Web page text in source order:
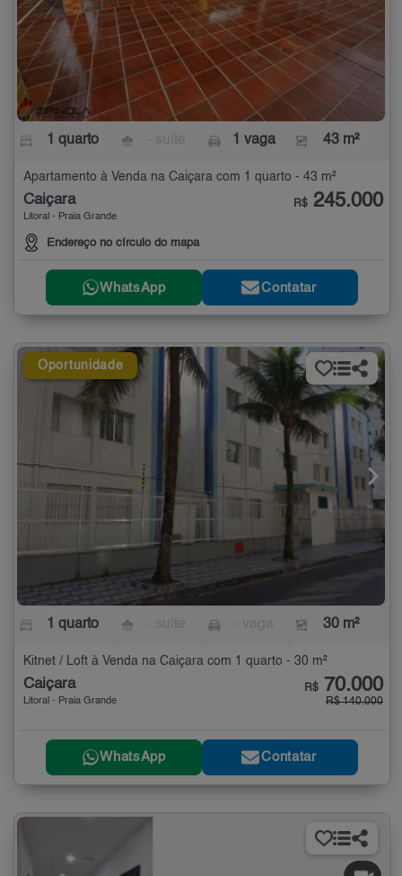
1 quarto 1 vaga 43 m²
Apartamento à Venda na Caiçara com 1 quarto - 43 m²
Caiçara
Litoral - Praia Grande
Endereço no círculo do mapa
R$ 245.000
WhatsApp Contatar
Oportunidade
1 quarto 30 m²
Kitnet / Loft à Venda na Caiçara com 1 quarto - 30 m²
Caiçara
Litoral - Praia Grande
R$ 70.000
R$ 140.000
WhatsApp Contatar